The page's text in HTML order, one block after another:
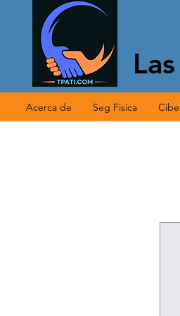
Acerca de Seg Fisica